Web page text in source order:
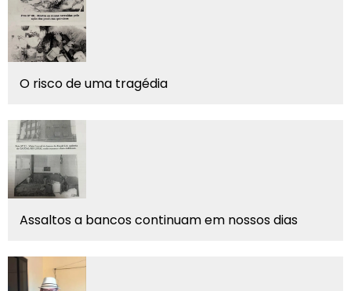
O risco de uma tragédia
Assaltos a bancos continuam em nossos dias